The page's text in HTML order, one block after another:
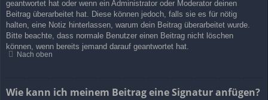
geantwortet hat oder wenn ein Administrator oder Moderator deinen
Beitrag überarbeitet hat. Diese können jedoch, falls sie es für nötig
halten, eine Notiz hinterlassen, warum dein Beitrag überarbeitet wurde.
Bitte beachte, dass normale Benutzer einen Beitrag nicht löschen
können, wenn bereits jemand darauf geantwortet hat.
Nach oben
Wie kann ich meinem Beitrag eine Signatur anfügen?